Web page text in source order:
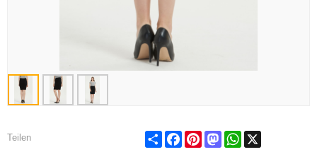
Teilen Share FacebookPinterestMastodonWhatsApp